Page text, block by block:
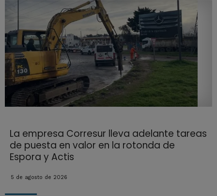
La empresa Corresur lleva adelante tareas
de puesta en valor en la rotonda de
Espora y Actis
5 de agosto de 2026